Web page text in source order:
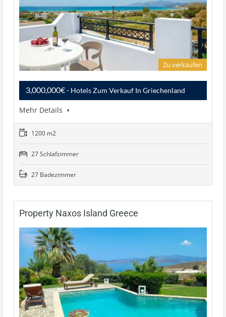
Zu verkaufen
3,000,000€- Hotels Zum Verkauf In Griechenland
Mehr Details
1200 m2
27 Schlafzimmer
27 Badezimmer
Property Naxos Island Greece